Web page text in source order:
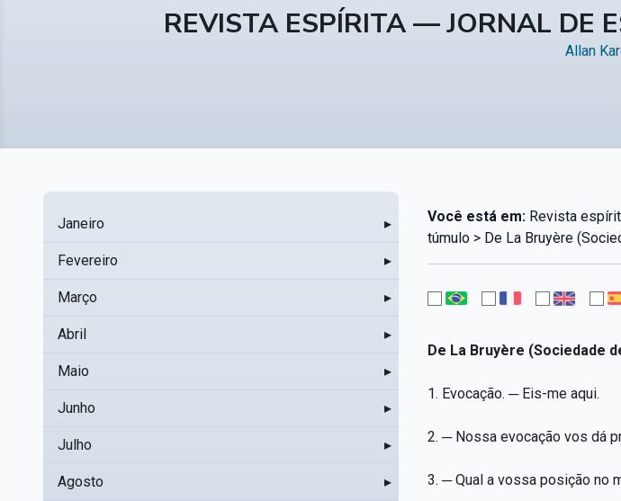
REVISTA ESPÍRITA — JORNAL DE
Allan
Janeiro ▸
Fevereiro ▸
Março ▸
Abril ▸
Maio ▸
Junho ▸
Julho ▸
Agosto ▸
Você está em:Revista
túmulo > De La Bruyère
De La Bruyère (Sociedade
1. Evocação. ─ Eis-me aqui.
2. ─ Nossa evocação vos dá
3. ─ Qual a vossa posição no